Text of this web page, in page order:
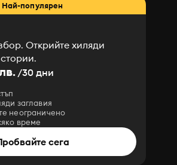
Най-популярен
Открийте хиляди
/30 дни
заглавия
неограничено
време
сега